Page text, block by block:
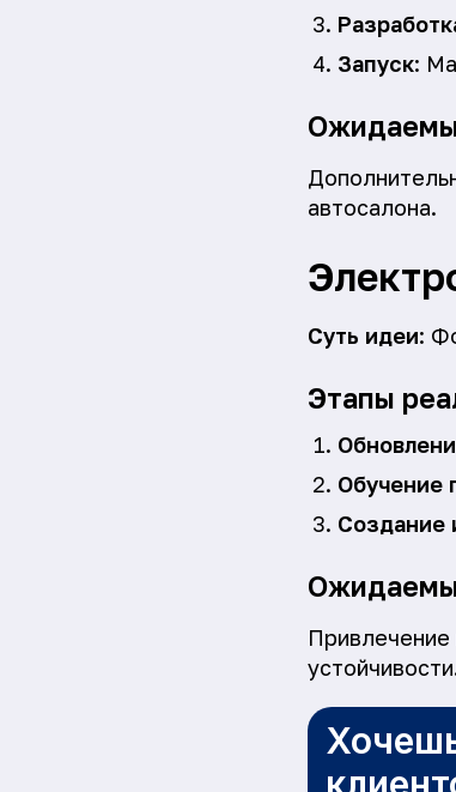
Запуск:
автосалона.
Суть идеи:
Этапы
Обучение
Создание
Привлечение